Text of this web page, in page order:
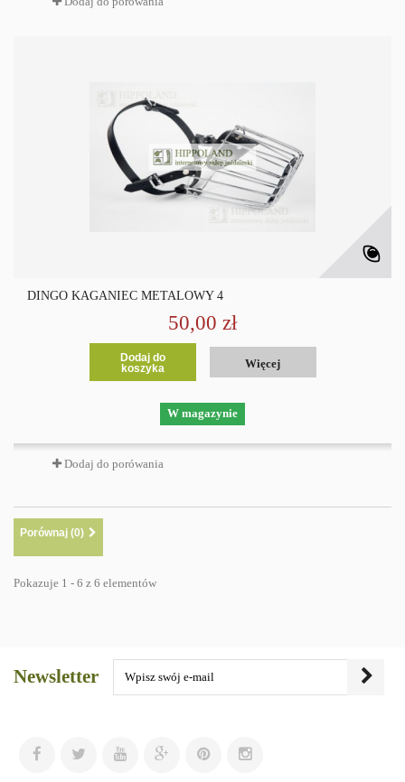
DINGO KAGANIEC METALOWY 4
50,00 zł
Dodaj do
koszyka
Więcej
W magazynie
Dodaj do porówania
Porównaj (0)
Pokazuje 1 - 6 z 6 elementów
Newsletter